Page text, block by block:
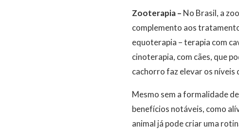
Zooterapia – No Brasil, a
complemento aos
equoterapia – terapia com
cinoterapia, com cães, que
cachorro faz elevar os níveis
Mesmo sem a formalidade
benefícios notáveis, como
animal já pode criar uma